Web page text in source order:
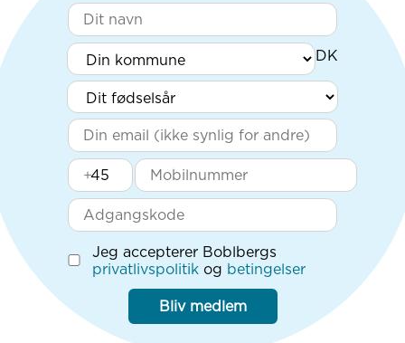
+
Jeg accepterer Boblbergs
privatlivspolitik og betingelser
Bliv medlem